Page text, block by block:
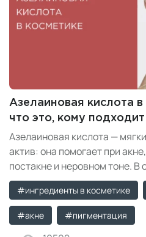
Азелаиновая кислота
что это, кому
Азелаиновая кислота —
актив: она помогает при
постакне и неровном тоне. В
инструкция, как выбрать
сочетать и как ввести в
#ингредиенты в косметике
#акне #пигментация